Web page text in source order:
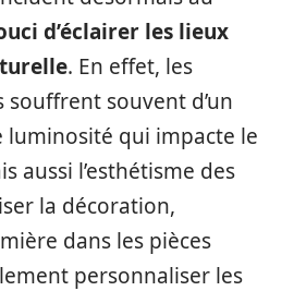
d’éclairer les lieux
. En effet, les
souvent d’un
luminosité qui impacte le
aussi l’esthétisme des
la décoration,
dans les pièces
personnaliser les